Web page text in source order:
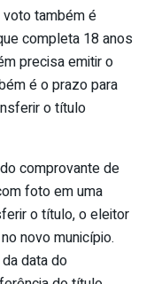
voto também é
completa 18 anos
precisa emitir o
é o prazo para
o título
comprovante de
foto em uma
o título, o eleitor
novo município.
data do